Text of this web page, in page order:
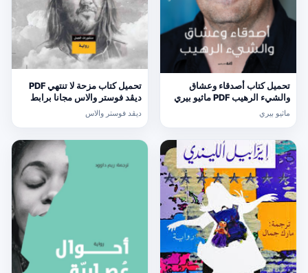
تحميل كتاب أصدقاء وعشاق
والشيء الرهيب PDF ماثيو بيري
مجانا برابط مباشر
ماثيو بيري
تحميل كتاب مزحة لا تنتهي PDF
ديڤد فوستر والاس مجانا برابط
مباشر
ديڤد فوستر والاس